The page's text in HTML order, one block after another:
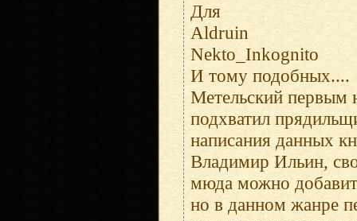
Для
Aldruin
Nekto_Inkognito
И тому подобных....
Метельский первым
подхватил
написания данных
Владимир Ильин,
мюда можно
но в данном жанре